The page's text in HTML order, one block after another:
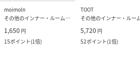
moimoln
その他のインナー・ルームウェア
1,650 円
15ポイント(1倍)
TOOT
5,720 円
52ポイント(1倍)